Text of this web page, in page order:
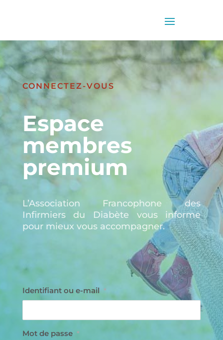
CONNECTEZ-VOUS
Espace
membres
premium
L’Association Francophone des
Infirmiers du Diabète vous informe
pour mieux vous accompagner.
Identifiant ou e-mail *
Mot de passe *